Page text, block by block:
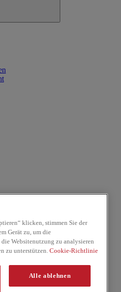
(McCormick & Company, Inc).
klicken, stimmen Sie der
Gerät zu, um die
Websitenutzung zu analysieren
zu unterstützen. Cookie-Richtlinie
Alle ablehnen